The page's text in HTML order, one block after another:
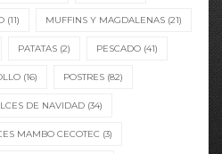
(11) MUFFINS Y MAGDALENAS(21)
PATATAS(2) PESCADO(41)
(16) POSTRES(82)
DE NAVIDAD (34)
MAMBO CECOTEC (3)